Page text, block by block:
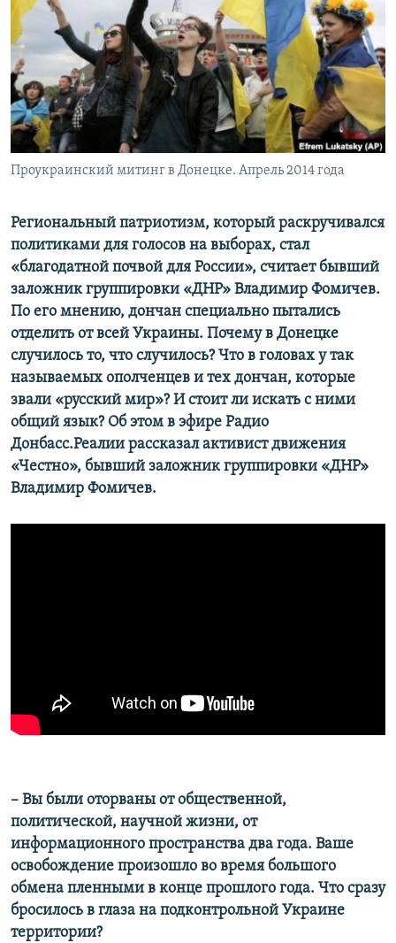
ПОБЕДИТЕЛЕЙ НЕ СУДЯТ?
КРЫМ.НЕПОКОРЕННЫЙ
ELIFBE
УКРАИНСКАЯ ПРОБЛЕМА КРЫМА
ПРИСОЕДИНЯЙТЕСЬ!
Все сайты RFE/RL
Проукраинский митинг в Донецке. Апрель 2014 года
Региональный патриотизм, который раскручивался
политиками для голосов на выборах, стал
«благодатной почвой для России», считает бывший
заложник группировки «ДНР» Владимир Фомичев.
По его мнению, дончан специально пытались
отделить от всей Украины. Почему в Донецке
случилось то, что случилось? Что в головах у так
называемых ополченцев и тех дончан, которые
звали «русский мир»? И стоит ли искать с ними
общий язык? Об этом в эфире Радио
Донбасс.Реалии рассказал активист движения
«Честно», бывший заложник группировки «ДНР»
Владимир Фомичев.
– Вы были оторваны от общественной,
политической, научной жизни, от
информационного пространства два года. Ваше
освобождение произошло во время большого
обмена пленными в конце прошлого года. Что сразу
бросилось в глаза на подконтрольной Украине
территории?